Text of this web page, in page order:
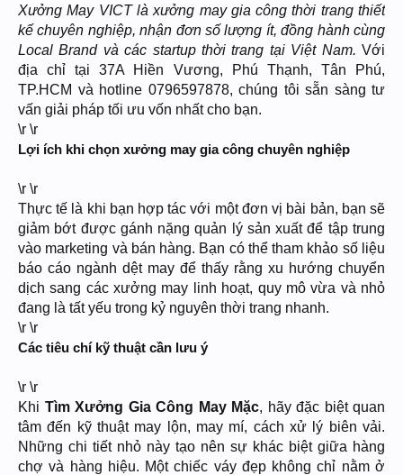
Xưởng May VICT là xưởng may gia công thời trang thiết
kế chuyên nghiệp, nhận đơn số lượng ít, đồng hành cùng
Local Brand và các startup thời trang tại Việt Nam. Với
địa chỉ tại 37A Hiền Vương, Phú Thạnh, Tân Phú,
TP.HCM và hotline 0796597878, chúng tôi sẵn sàng tư
vấn giải pháp tối ưu vốn nhất cho bạn.
\r \r
Lợi ích khi chọn xưởng may gia công chuyên nghiệp
\r \r
Thực tế là khi bạn hợp tác với một đơn vị bài bản, bạn sẽ
giảm bớt được gánh nặng quản lý sản xuất để tập trung
vào marketing và bán hàng. Bạn có thể tham khảo số liệu
báo cáo ngành dệt may để thấy rằng xu hướng chuyển
dịch sang các xưởng may linh hoạt, quy mô vừa và nhỏ
đang là tất yếu trong kỷ nguyên thời trang nhanh.
\r \r
Các tiêu chí kỹ thuật cần lưu ý
\r \r
Khi Tìm Xưởng Gia Công May Mặc, hãy đặc biệt quan
tâm đến kỹ thuật may lộn, may mí, cách xử lý biên vải.
Những chi tiết nhỏ này tạo nên sự khác biệt giữa hàng
chợ và hàng hiệu. Một chiếc váy đẹp không chỉ nằm ở